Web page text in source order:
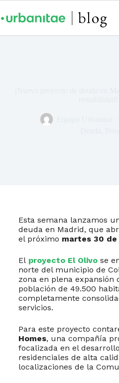
Esta semana lanzamos
deuda en Madrid, que
el próximo martes 30 de
El proyecto El Olivo se
norte del municipio de
zona en plena
población de 49.500
completamente
servicios.
Para este proyecto
Homes, una compañía
focalizada en el
residenciales de alta
localizaciones de la